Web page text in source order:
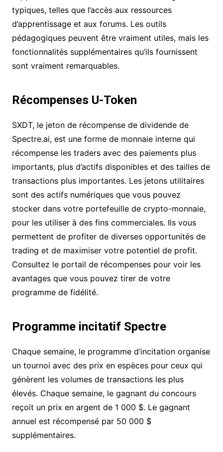
typiques, telles que l’accès aux ressources
d’apprentissage et aux forums. Les outils
pédagogiques peuvent être vraiment utiles, mais les
fonctionnalités supplémentaires qu’ils fournissent
sont vraiment remarquables.
Récompenses U-Token
SXDT, le jeton de récompense de dividende de
Spectre.ai, est une forme de monnaie interne qui
récompense les traders avec des paiements plus
importants, plus d’actifs disponibles et des tailles de
transactions plus importantes. Les jetons utilitaires
sont des actifs numériques que vous pouvez
stocker dans votre portefeuille de crypto-monnaie,
pour les utiliser à des fins commerciales. Ils vous
permettent de profiter de diverses opportunités de
trading et de maximiser votre potentiel de profit.
Consultez le portail de récompenses pour voir les
avantages que vous pouvez tirer de votre
programme de fidélité.
Programme incitatif Spectre
Chaque semaine, le programme d’incitation organise
un tournoi avec des prix en espèces pour ceux qui
génèrent les volumes de transactions les plus
élevés. Chaque semaine, le gagnant du concours
reçoit un prix en argent de 1 000 $. Le gagnant
annuel est récompensé par 50 000 $
supplémentaires.